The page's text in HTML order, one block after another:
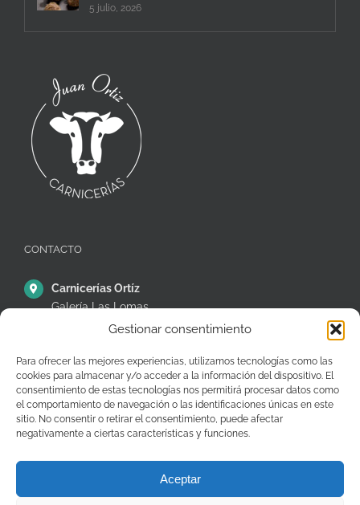
Gestionar consentimiento
Para ofrecer las mejores experiencias, utilizamos tecnologías como las
cookies para almacenar y/o acceder a la información del dispositivo. El
consentimiento de estas tecnologías nos permitirá procesar datos como
el comportamiento de navegación o las identificaciones únicas en este
sitio. No consentir o retirar el consentimiento, puede afectar
negativamente a ciertas características y funciones.
Aceptar
5 julio, 2026
CONTACTO
Carnicerías Ortíz
Galería Las Lomas
Puestos 14,15 y 16
28935 – Madrid – España
+34 91 646 26 97
pedidos@carniceriasjuanortiz.com